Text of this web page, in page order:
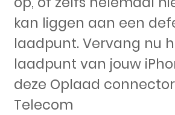
kan liggen aan een
laadpunt. Vervang nu
laadpunt van jouw
deze Oplaad
Telecom